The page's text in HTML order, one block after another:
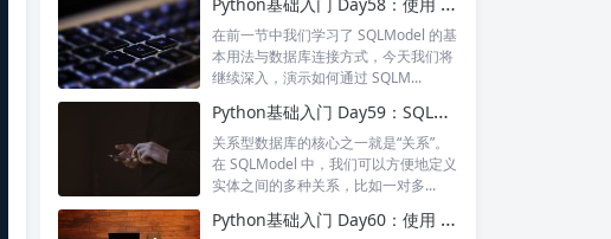
在前一节中我们学习了 SQLModel 的基
本用法与数据库连接方式，今天我们将
继续深入，演示如何通过 SQLM...
Python基础入门 Day59：SQLModel 中的关系映射（Relationship）
关系型数据库的核心之一就是“关系”。
在 SQLModel 中，我们可以方便地定义
实体之间的多种关系，比如一对多...
Python基础入门 Day60：使用 SQLModel 实现联合查询与分页查询